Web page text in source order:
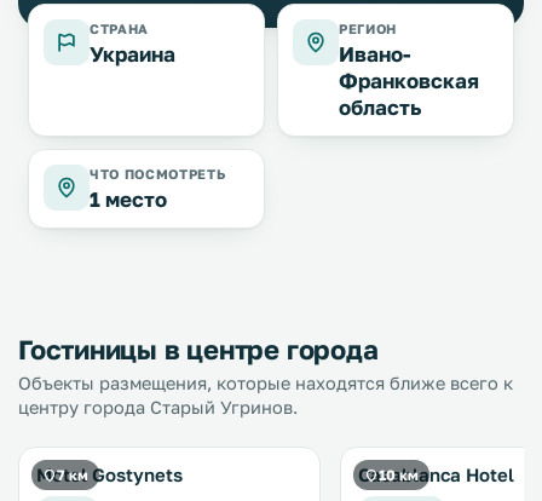
СТРАНА
Украина
РЕГИОН
Ивано-
Франковская
область
ЧТО ПОСМОТРЕТЬ
1 место
Гостиницы в центре города
Объекты размещения, которые находятся ближе всего к
центру города Старый Угринов.
7 км
Motel Gostynets 10 км
Casablanca Hotel